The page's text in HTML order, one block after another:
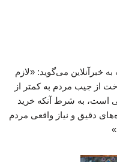
می‌گوید: «لازم
از جیب مردم به کمتر از
است، به شرط آنکه خرید
دقیق و نیاز واقعی مردم